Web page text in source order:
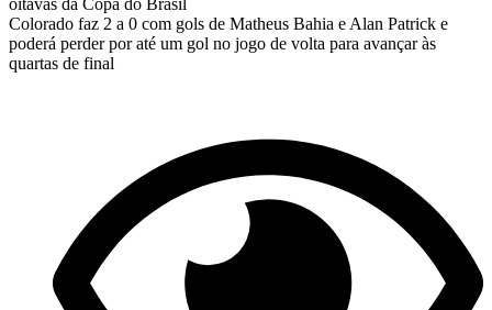
oitavas da Copa do Brasil
Colorado faz 2 a 0 com gols de Matheus Bahia e Alan Patrick e
poderá perder por até um gol no jogo de volta para avançar às
quartas de final